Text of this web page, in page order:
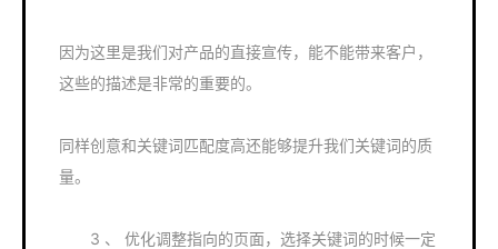
因为这里是我们对产品的直接宣传，能不能带来客户，
这些的描述是非常的重要的。
同样创意和关键词匹配度高还能够提升我们关键词的质
量。
3 、 优化调整指向的页面，选择关键词的时候一定